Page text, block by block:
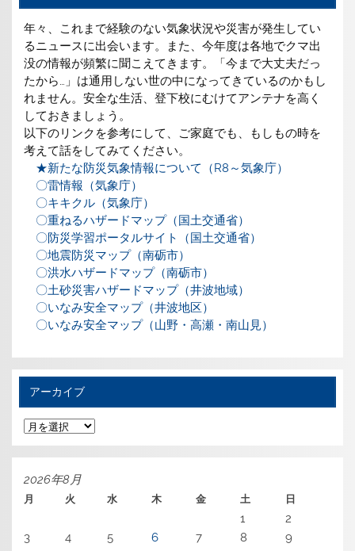
年々、これまで経験のない気象状況や災害が発生してい
るニュースに出会います。また、今年度は各地でクマ出
没の情報が頻繁に聞こえてきます。「今まで大丈夫だっ
たから…」は通用しない世の中になってきているのかもし
れません。安全な生活、登下校にむけてアンテナを高く
しておきましょう。
以下のリンクを参考にして、ご家庭でも、もしもの時を
考えて話をしてみてください。
★新たな防災気象情報について（R8～気象庁）
〇雷情報（気象庁）
〇キキクル（気象庁）
〇重ねるハザードマップ（国土交通省）
〇防災学習ポータルサイト（国土交通省）
〇地震防災マップ（南砺市）
〇洪水ハザードマップ（南砺市）
〇土砂災害ハザードマップ（井波地域）
〇いなみ安全マップ（井波地区）
〇いなみ安全マップ（山野・高瀬・南山見）
アーカイブ
ア
ー
カ
イ
2026年8月
月 火 水 木 金 土 日
1
2
3
4 5 6 7 8
9